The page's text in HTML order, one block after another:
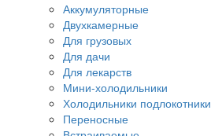
Аккумуляторные
Двухкамерные
Для грузовых
Для дачи
Для лекарств
Мини-холодильники
Холодильники подлокотники
Переносные